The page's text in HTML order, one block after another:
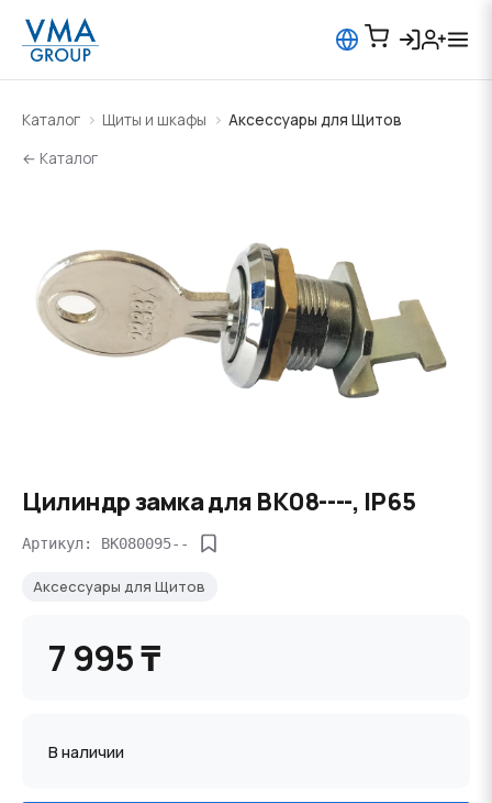
Каталог Щиты и шкафы
Аксессуары для Щитов
← Каталог
Цилиндр замка для BK08----, IP65
Артикул: BK080095--
Аксессуары для Щитов
7 995 ₸
В наличии